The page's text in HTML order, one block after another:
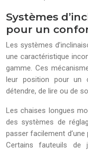
Systèmes
pour un
Les systèmes
une caractéristique
gamme. Ces
leur position pour un
détendre, de lire ou de
Les chaises longues
des systèmes de
passer facilement
Certains fauteuils de